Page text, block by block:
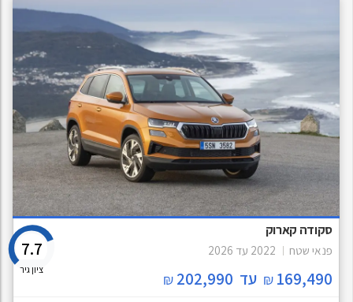
סקודה קארוק
פנאי שטח 2022 עד 2026
169,490
₪ עד 202,990
₪
7.7
ציון גיר